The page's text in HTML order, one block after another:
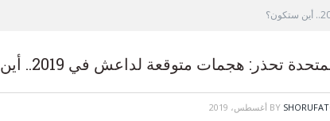
تحذر: هجمات متوقعة لداعش في 2019.. أين ستكون؟
BY